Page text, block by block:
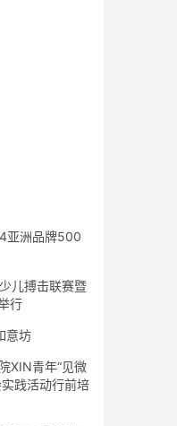
亚洲品牌500
儿搏击联赛暨
行
意坊
XIN青年“见微
践活动行前培